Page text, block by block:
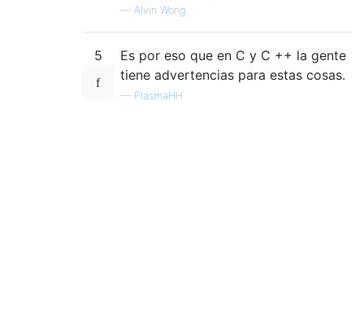
— Alvin Wong
5
Es por eso que en C y C ++ la gente
tiene advertencias para estas cosas.
— PlasmaHH